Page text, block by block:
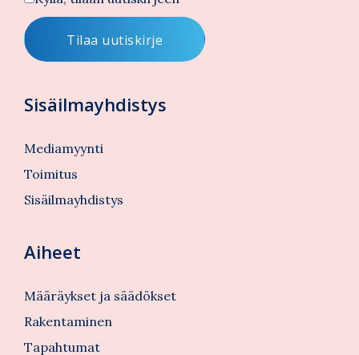
Sisäilmayhdistys
Mediamyynti
Toimitus
Sisäilmayhdistys
Aiheet
Määräykset ja säädökset
Rakentaminen
Tapahtumat